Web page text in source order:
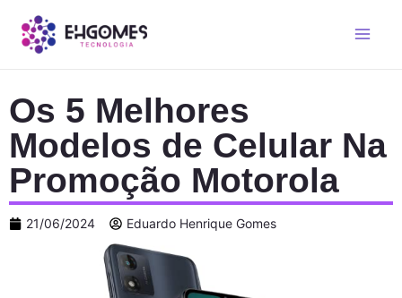
Os 5 Melhores
Modelos de Celular Na
Promoção Motorola
21/06/2024 Eduardo Henrique Gomes